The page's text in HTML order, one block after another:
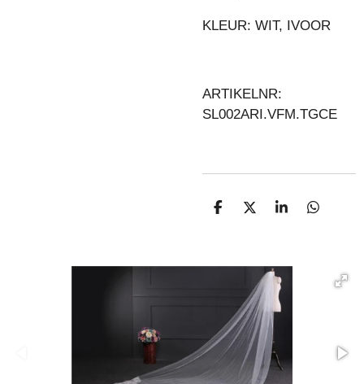
KLEUR: WIT, IVOOR
ARTIKELNR:
SL002ARI.VFM.TGCE
D
D
S
D